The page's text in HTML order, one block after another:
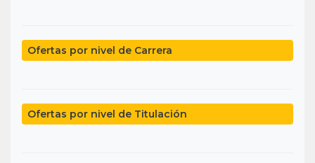
Ofertas por nivel de Carrera
Ofertas por nivel de Titulación